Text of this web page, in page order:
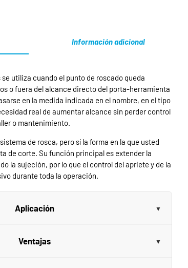
Información adicional
utiliza cuando el punto de roscado queda
o fuera del alcance directo del porta-herramienta
en la medida indicada en el nombre, en el tipo
real de aumentar alcance sin perder control
o mantenimiento.
de rosca, pero sí la forma en la que usted
de corte. Su función principal es extender la
la sujeción, por lo que el control del apriete y de la
durante toda la operación.
Aplicación
Ventajas